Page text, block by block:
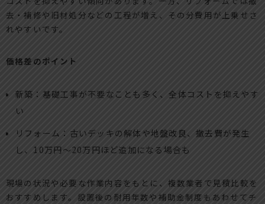
去・補修や旧材処分などの工程が増え、その分費用が上乗せさ
れやすいです。
価格差のポイント
新築：基礎工事が不要なことも多く、全体コストを抑えやす
い
リフォーム：古いデッキの解体や地盤改良、撤去費が発生
し、10万円～20万円ほど追加になる場合も
現場の状況や必要な作業内容をもとに、複数業者で見積比較を
おすすめします。設置後の耐用年数や補助金制度もあわせてチ